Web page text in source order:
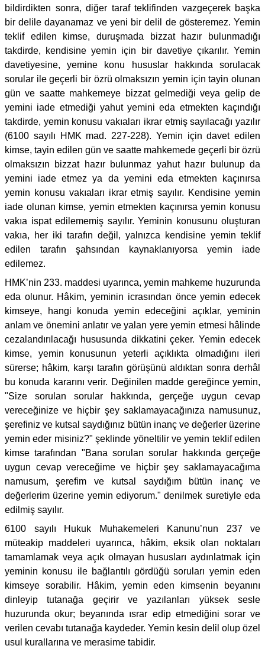
bildirdikten sonra, diğer taraf teklifinden vazgeçerek başka
bir delile dayanamaz ve yeni bir delil de gösteremez. Yemin
teklif edilen kimse, duruşmada bizzat hazır bulunmadığı
takdirde, kendisine yemin için bir davetiye çıkarılır. Yemin
davetiyesine, yemine konu hususlar hakkında sorulacak
sorular ile geçerli bir özrü olmaksızın yemin için tayin olunan
gün ve saatte mahkemeye bizzat gelmediği veya gelip de
yemini iade etmediği yahut yemini eda etmekten kaçındığı
takdirde, yemin konusu vakıaları ikrar etmiş sayılacağı yazılır
(6100 sayılı HMK mad. 227-228). Yemin için davet edilen
kimse, tayin edilen gün ve saatte mahkemede geçerli bir özrü
olmaksızın bizzat hazır bulunmaz yahut hazır bulunup da
yemini iade etmez ya da yemini eda etmekten kaçınırsa
yemin konusu vakıaları ikrar etmiş sayılır. Kendisine yemin
iade olunan kimse, yemin etmekten kaçınırsa yemin konusu
vakıa ispat edilememiş sayılır. Yeminin konusunu oluşturan
vakıa, her iki tarafın değil, yalnızca kendisine yemin teklif
edilen tarafın şahsından kaynaklanıyorsa yemin iade
edilemez.
HMK’nin 233. maddesi uyarınca, yemin mahkeme huzurunda
eda olunur. Hâkim, yeminin icrasından önce yemin edecek
kimseye, hangi konuda yemin edeceğini açıklar, yeminin
anlam ve önemini anlatır ve yalan yere yemin etmesi hâlinde
cezalandırılacağı hususunda dikkatini çeker. Yemin edecek
kimse, yemin konusunun yeterli açıklıkta olmadığını ileri
sürerse; hâkim, karşı tarafın görüşünü aldıktan sonra derhâl
bu konuda kararını verir. Değinilen madde gereğince yemin,
"Size sorulan sorular hakkında, gerçeğe uygun cevap
vereceğinize ve hiçbir şey saklamayacağınıza namusunuz,
şerefiniz ve kutsal saydığınız bütün inanç ve değerler üzerine
yemin eder misiniz?" şeklinde yöneltilir ve yemin teklif edilen
kimse tarafından "Bana sorulan sorular hakkında gerçeğe
uygun cevap vereceğime ve hiçbir şey saklamayacağıma
namusum, şerefim ve kutsal saydığım bütün inanç ve
değerlerim üzerine yemin ediyorum." denilmek suretiyle eda
edilmiş sayılır.
6100 sayılı Hukuk Muhakemeleri Kanunu’nun 237 ve
müteakip maddeleri uyarınca, hâkim, eksik olan noktaları
tamamlamak veya açık olmayan hususları aydınlatmak için
yeminin konusu ile bağlantılı gördüğü soruları yemin eden
kimseye sorabilir. Hâkim, yemin eden kimsenin beyanını
dinleyip tutanağa geçirir ve yazılanları yüksek sesle
huzurunda okur; beyanında ısrar edip etmediğini sorar ve
verilen cevabı tutanağa kaydeder. Yemin kesin delil olup özel
usul kurallarına ve merasime tabidir.